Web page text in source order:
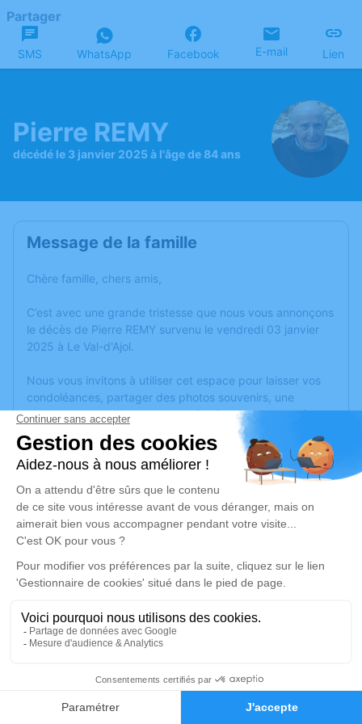
Faire-part Hommages
Partager
SMS WhatsApp Facebook E-mail Lien
Pierre REMY
décédé le 3 janvier 2025 à l'âge de 84 ans
Message de la famille
Chère famille, chers amis,
C’est avec une grande tristesse que nous vous annonçons
le décès de Pierre REMY survenu le vendredi 03 janvier
2025 à Le Val-d'Ajol.
Nous vous invitons à utiliser cet espace pour laisser vos
condoléances, partager des photos souvenirs, une
anecdote ou exprimer vos pensées à travers des poèmes
ou des textes. Cet endroit est un lieu d'expression dédié à
honorer la mémoire de Pierre REMY.
Un service de plantation d’arbre hommage estdisponible
mardi 07 janvier 2025 à 10h00
Église de Girmont-Val-d'Ajol
88340 Girmont-Val-d'Ajol
Je rends hommage